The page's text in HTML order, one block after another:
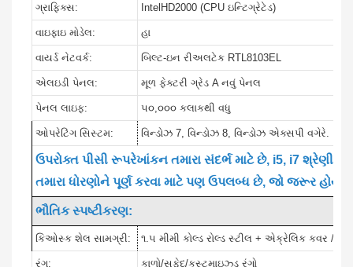
ગ્રાફિક્સ: IntelHD2000 (CPU ઇન્ટિગ્રેટેડ)
વાઇફાઇ મોડેલ: હા
વાયર્ડ નેટવર્ક: બિલ્ટ-ઇન રીઅલટેક RTL8103EL
એલઇડી પેનલ: મૂળ ફેક્ટરી ગ્રેડ A નવું પેનલ
પેનલ લાઇફ: ૫૦,૦૦૦ કલાકથી વધુ
ઓપરેટિંગ સિસ્ટમ: વિન્ડોઝ 7, વિન્ડોઝ 8, વિન્ડોઝ એક્સપી વગેરે.
ઉપરોક્ત પીસી રૂપરેખાંકન તમારા સંદર્ભ માટે છે, i5, i7
તમારા ધોરણોને પૂર્ણ કરવા માટે પણ ઉપલબ્ધ છે, જો જરૂર હોય
ભૌતિક સ્પષ્ટીકરણ:
કિઓસ્ક શેલ સામગ્રી: ૧.૫ મીમી કોલ્ડ રોલ્ડ સ્ટીલ + એક્રેલિક કવર /
રંગ: કાળો/સફેદ/કસ્ટમાઇઝ્ડ રંગો